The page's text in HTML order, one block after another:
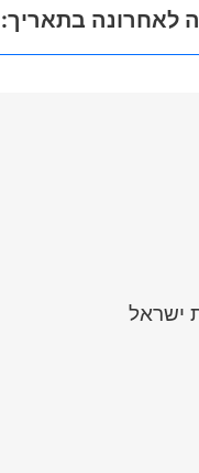
בתאריך: 11.2.26
ישראל